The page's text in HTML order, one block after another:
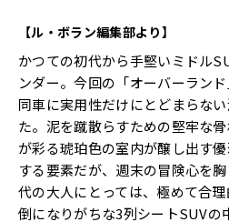
【ル・ボラン編集部より】
かつての初代から手堅いミドル
ンダー。今回の「オーバーランド
同車に実用性だけにとどまらな
た。泥を蹴散らすための堅牢な
が彩る琥珀色の室内が醸し出す
する要素だが、週末の冒険心を
代の大人にとっては、極めて合
倒になりがちな3列シートSUVの